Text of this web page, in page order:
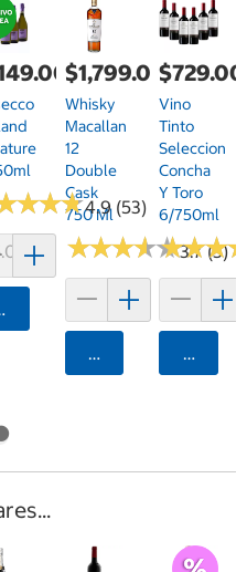
(1)
★★★
★★★4.9 (53)
$1,799.00
Whisky
Macallan
12
Double
Cask
750 Ml
★★★★★
★★★★★3.7 (3)
Agregar
$729.00
Vino
Tinto
Seleccion
Concha
Y Toro
6/750ml
★★★
★★★